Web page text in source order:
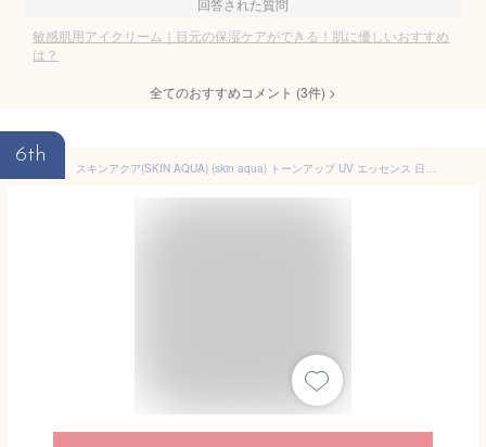
回答された質問
敏感肌用アイクリーム｜目元の保湿ケアができる！肌に優しいおすすめ
は？
全てのおすすめコメント (3件) >
6th
スキンアクア(SKIN AQUA) (skin aqua) トーンアップ UV エッセンス 日焼け止め 透明感アップ 心ときめくサボンの香り ラベンダー SPF50+ PA++++